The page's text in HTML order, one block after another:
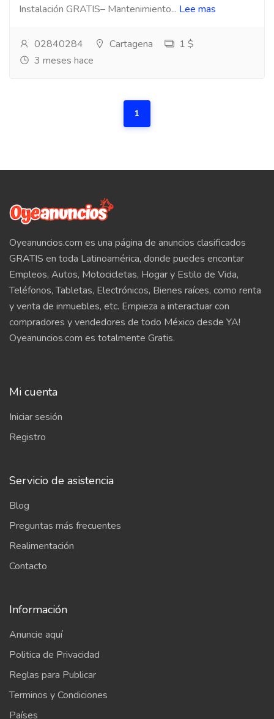
Instalación GRATIS– Mantenimiento... Lee mas
02840284 Cartagena
1 $
3 meses hace
1
Oyeanuncios.com es una página de anuncios clasificados
GRATIS en toda Latinoamérica, donde puedes encontar
Empleos, Autos, Motocicletas, Hogar y Estilo de Vida,
Teléfonos, Tabletas, Electrónicos, Bienes raíces, como renta
y venta de inmuebles, etc. Empieza a interactuar con
compradores y vendedores de todo México desde YA!
Oyeanuncios.com es totalmente Gratis.
Mi cuenta
Iniciar sesión
Registro
Servicio de asistencia
Blog
Preguntas más frecuentes
Realimentación
Contacto
Información
Anuncie aquí
Politica de Privacidad
Reglas para Publicar
Terminos y Condiciones
Países